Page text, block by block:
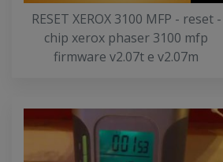
RESET XEROX 3100 MFP - reset -
chip xerox phaser 3100 mfp
firmware v2.07t e v2.07m